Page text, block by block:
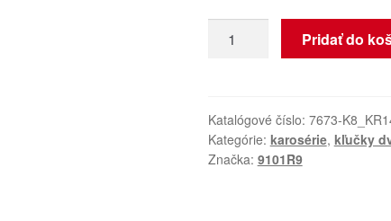
Klika
Citroën
Xsara
Picasso
Pridať do
Katalógové číslo: 7673-
Kategórie: karosérie, kľučky
Značka: 9101R9